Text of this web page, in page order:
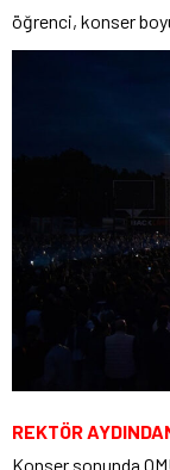
öğrenci, konser
REKTÖR
Konser sonunda